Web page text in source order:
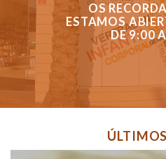
OS
ESTAMOS
DE 9:00